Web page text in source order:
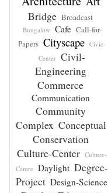
Bridge Broadcast
Bungalow Cafe Call-for-
Papers Cityscape Civic-
Center Civil-
Engineering
Commerce
Communication
Community
Complex Conceptual
Conservation
Culture-Center Culture-
Centre Daylight Degree-
Project Design-Science